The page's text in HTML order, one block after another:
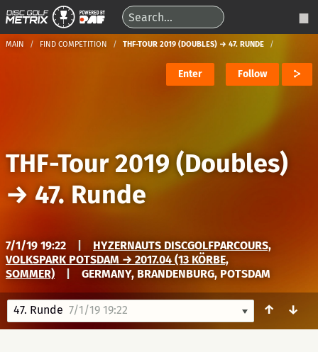
MAIN FIND COMPETITION THF-TOUR 2019 (DOUBLES) → 47. RUNDE
Enter Follow
THF-Tour 2019 (Doubles)
→ 47. Runde
7/1/19 19:22
HYZERNAUTS DISCGOLFPARCOURS,
VOLKSPARK POTSDAM → 2017.04 (13 KÖRBE,
SOMMER)
GERMANY, BRANDENBURG, POTSDAM
47. Runde 7/1/19 19:22 ↑ ↓